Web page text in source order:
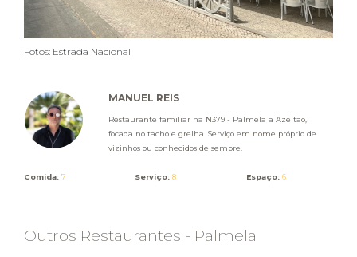
Fotos: Estrada Nacional
MANUEL REIS
Restaurante familiar na N379 - Palmela a Azeitão,
focada no tacho e grelha. Serviço em nome próprio de
vizinhos ou conhecidos de sempre.
Comida: 7 Serviço: 8 Espaço: 6
Outros Restaurantes - Palmela